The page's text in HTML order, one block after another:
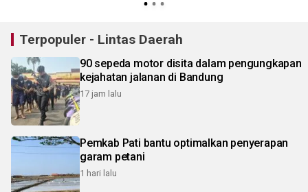
Terpopuler - Lintas Daerah
90 sepeda motor disita dalam pengungkapan
kejahatan jalanan di Bandung
17 jam lalu
Pemkab Pati bantu optimalkan penyerapan
garam petani
1 hari lalu